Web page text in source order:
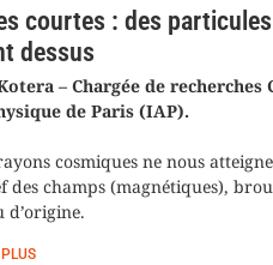
courtes : des
dessus
– Chargée de recherches
de Paris (IAP).
cosmiques ne nous
des champs (magnétiques),
d’origine.